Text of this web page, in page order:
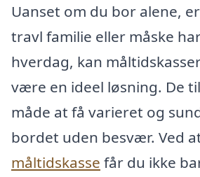
Uanset om du bor alene,
travl familie eller måske
hverdag, kan
være en ideel løsning. De
måde at få varieret og
bordet uden besvær. Ved
måltidskasse får du ikke